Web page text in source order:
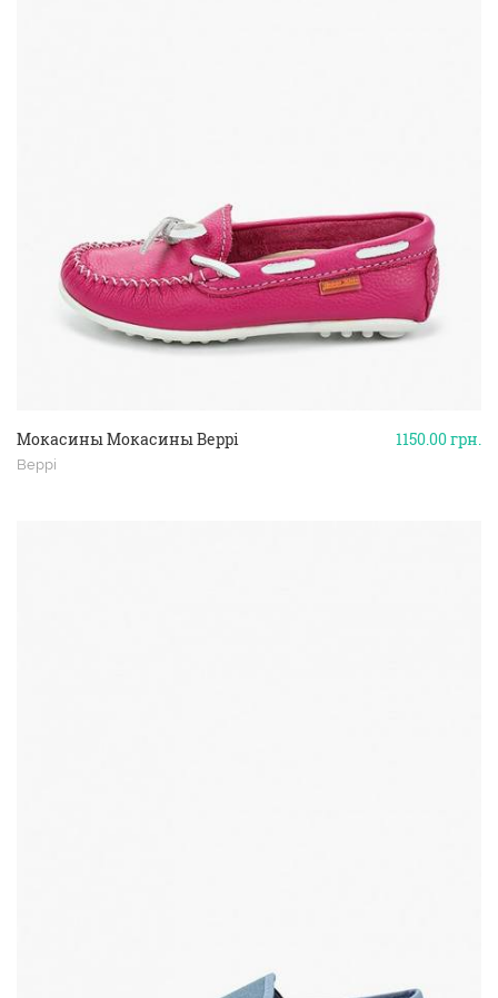
1150.00грн.
Мокасины Мокасины Beppi
Beppi